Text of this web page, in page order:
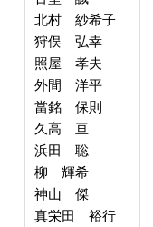
北村 紗希子
狩俣 弘幸
照屋 孝夫
外間 洋平
當銘 保則
久高 亘
浜田 聡
柳 輝希
神山 傑
真栄田 裕行